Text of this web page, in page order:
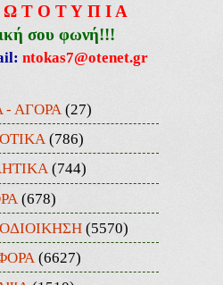
Τ Ο Τ Υ Π Ι Α
σου φωνή!!!
ntokas7@otenet.gr
- ΑΓΟΡΑ(27)
(786)
(744)
(678)
(5570)
(6627)